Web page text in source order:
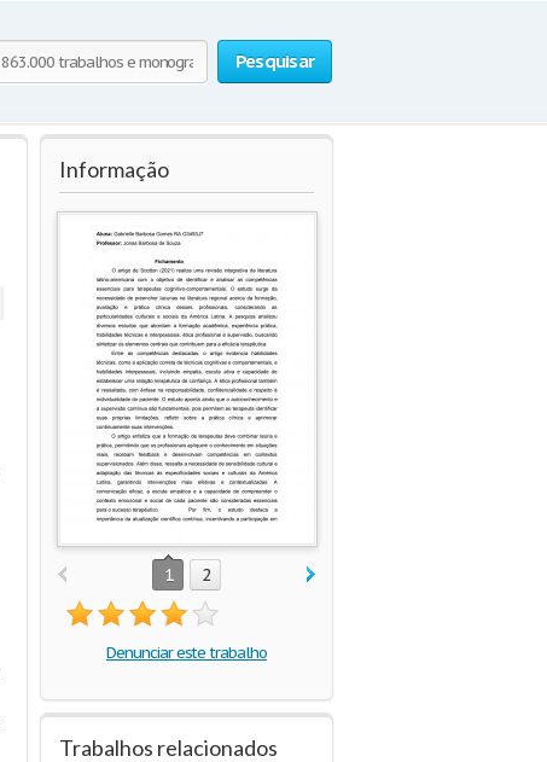
Pesquisar
Informação
1 2
Denunciar este trabalho
Trabalhos relacionados